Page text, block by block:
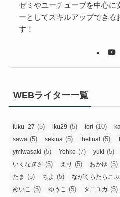
ゼミやユーチューブを中心に
ーとしてスキルアップできる
す！
WEBライター一覧
fuku_27 (5) iku29 (5) iori (10)
sawa (5) sekina (5) thefinal (5)
ymiwasaki (5) Yohko (7) yuki (5)
いくなぎさ (5) えり (5) おかゆ (5)
たま (5) ちよ (5) ながくらたらこぶ
めいこ (5) ゆうこ (5) タニユカ (5)